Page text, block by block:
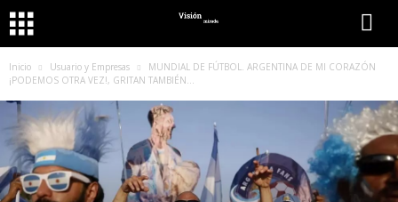
Inicio Usuario y Empresas
MUNDIAL DE FÚTBOL. ARGENTINA DE MI CORAZÓN
¡PODEMOS OTRA VEZ!, GRITAN TAMBIÉN...